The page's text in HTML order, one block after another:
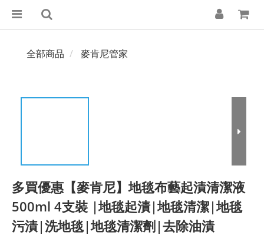
全部商品 麥肯尼管家
多買優惠【麥肯尼】地毯布藝起漬清潔液
500ml 4支裝 |地毯起漬|地毯清潔|地毯
污漬|洗地毯|地毯清潔劑|去除油漬